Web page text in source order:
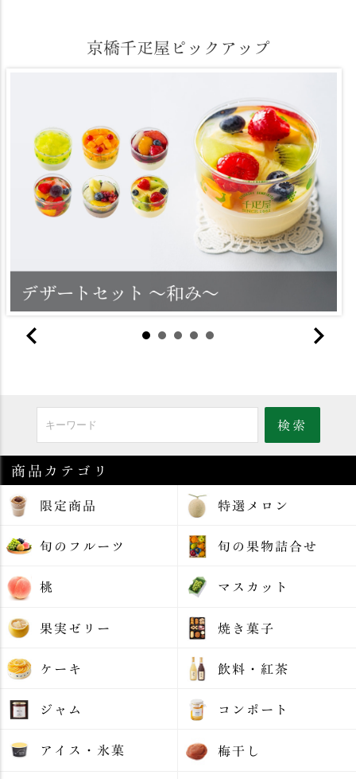
京橋千疋屋ピックアップ
商品カテゴリ
限定商品 特選メロン
旬のフルーツ 旬の果物詰合せ
桃 マスカット
果実ゼリー 焼き菓子
ケーキ 飲料・紅茶
ジャム コンポート
アイス・氷菓 梅干し